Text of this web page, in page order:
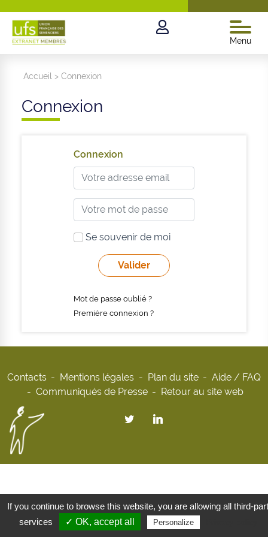
Menu
Accueil >Connexion
Connexion
Connexion
Se souvenir de moi
Mot de passe oublié ?
Première connexion ?
Contacts Mentions légales Plan du site
Aide / FAQ
Communiqués de Presse
Retour au site web
If you continue to browse this website, you are allowing all third-
services
✓ OK, accept all Personalize